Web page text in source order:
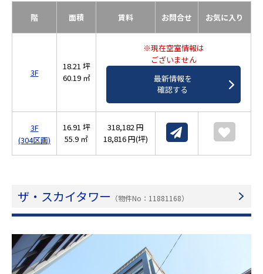
階 面積 賃料 お問合せ お気に入り
3F
18.21 坪
60.19 ㎡
※現在空室情報は
ございません
最新情報を
確認する
3F
(304区画)
16.91 坪
55.9 ㎡
318,182 円
18,816 円(坪)
ザ・スカイタワー （物件No：11881168）